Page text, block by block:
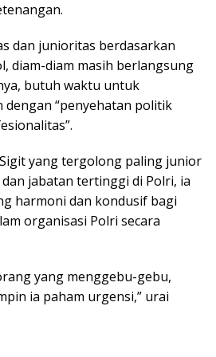
dan junioritas berdasarkan
diam-diam masih berlangsung
butuh waktu untuk
dengan “penyehatan politik
yang tergolong paling junior
jabatan tertinggi di Polri, ia
harmoni dan kondusif bagi
organisasi Polri secara
yang menggebu-gebu,
ia paham urgensi,” urai